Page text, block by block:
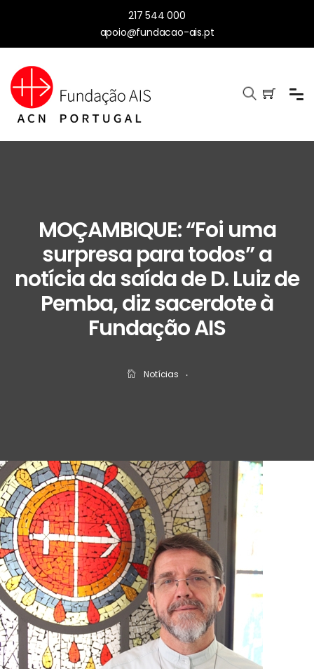
217 544 000
apoio@fundacao-ais.pt
MOÇAMBIQUE: “Foi uma
surpresa para todos” a
notícia da saída de D. Luiz de
Pemba, diz sacerdote à
Fundação AIS
Notícias ‧